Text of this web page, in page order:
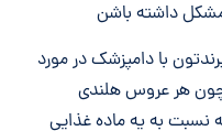
داشته باشن
با دامپزشک در مورد
هر عروس هلندی
به یه ماده غذایی